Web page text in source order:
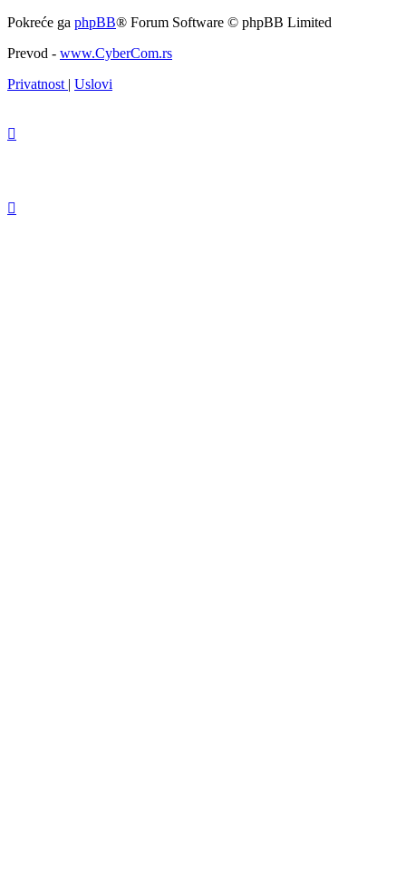
Pokreće ga phpBB® Forum Software © phpBB Limited
Prevod - www.CyberCom.rs
Privatnost
Uslovi